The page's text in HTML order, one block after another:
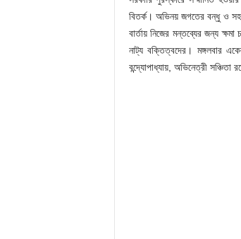
বিতর্ক। অভিনয় জগতের বন্ধু ও
বার্তায় নিজের মন্তব্যের জন্য
নাট্য বক্তিত্বদের। মঙ্গলবার
বন্দ্যোপাধ্যায়, অভিনেত্রী